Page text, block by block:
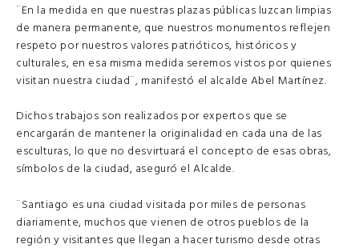
¨En la medida en que nuestras plazas públicas luzcan limpias
de manera permanente, que nuestros monumentos reflejen
respeto por nuestros valores patrióticos, históricos y
culturales, en esa misma medida seremos vistos por quienes
visitan nuestra ciudad¨, manifestó el alcalde Abel Martínez.
Dichos trabajos son realizados por expertos que se
encargarán de mantener la originalidad en cada una de las
esculturas, lo que no desvirtuará el concepto de esas obras,
símbolos de la ciudad, aseguró el Alcalde.
¨Santiago es una ciudad visitada por miles de personas
diariamente, muchos que vienen de otros pueblos de la
región y visitantes que llegan a hacer turismo desde otras